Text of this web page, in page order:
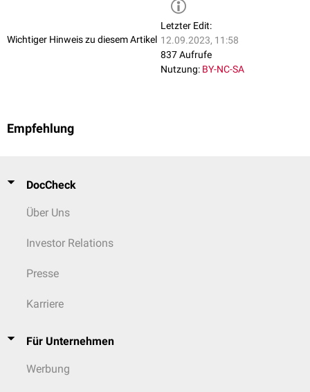
Wichtiger Hinweis zu diesem Artikel
Letzter Edit:
12.09.2023, 11:58
837 Aufrufe
Nutzung: BY-NC-SA
Empfehlung
DocCheck
Über Uns
Investor Relations
Presse
Karriere
Für Unternehmen
Werbung